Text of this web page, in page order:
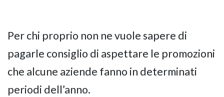
Per chi proprio non ne vuole sapere di
pagarle consiglio di aspettare le promozioni
che alcune aziende fanno in determinati
periodi dell’anno.